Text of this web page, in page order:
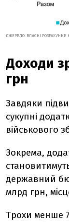
ДЖЕРЕЛО: ВЛАСНІ РОЗРАХУНКИ
Доходи
грн
Завдяки
сукупні
військового
Зокрема,
державний
млрд грн,
Трохи менше